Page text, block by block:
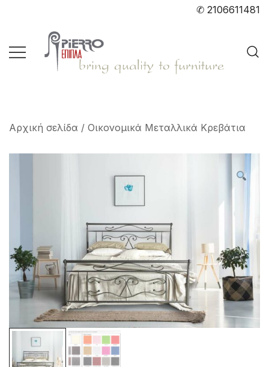
✆ 2106611481
Αρχική σελίδα / Οικονομικά Μεταλλικά Κρεβάτια